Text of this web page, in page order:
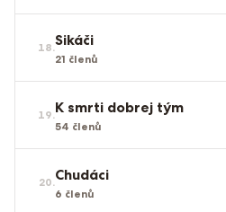
18.Sikáči
21 členů
19.K smrti dobrej tým
54 členů
20.Chudáci
6 členů